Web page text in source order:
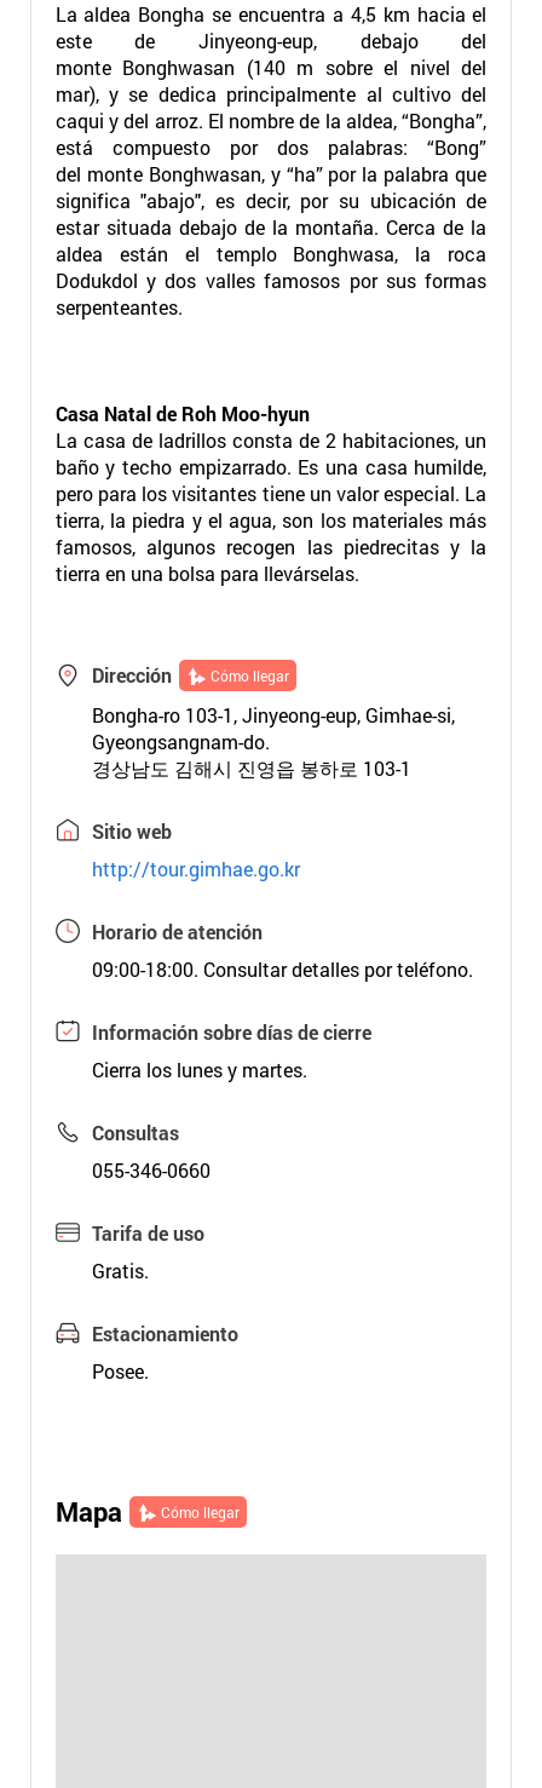
La aldea Bongha se encuentra a 4,5 km hacia el
este de Jinyeong-eup, debajo del
monte Bonghwasan (140 m sobre el nivel del
mar), y se dedica principalmente al cultivo del
caqui y del arroz. El nombre de la aldea, “Bongha”,
está compuesto por dos palabras: “Bong”
del monte Bonghwasan, y “ha” por la palabra que
significa "abajo", es decir, por su ubicación de
estar situada debajo de la montaña. Cerca de la
aldea están el templo Bonghwasa, la roca
Dodukdol y dos valles famosos por sus formas
serpenteantes.
Casa Natal de Roh Moo-hyun
La casa de ladrillos consta de 2 habitaciones, un
baño y techo empizarrado. Es una casa humilde,
pero para los visitantes tiene un valor especial. La
tierra, la piedra y el agua, son los materiales más
famosos, algunos recogen las piedrecitas y la
tierra en una bolsa para llevárselas.
Dirección Cómo llegar
Bongha-ro 103-1, Jinyeong-eup, Gimhae-si,
Gyeongsangnam-do.
경상남도 김해시 진영읍 봉하로 103-1
Sitio web
http://tour.gimhae.go.kr
Horario de atención
09:00-18:00. Consultar detalles por teléfono.
Información sobre días de cierre
Cierra los lunes y martes.
Consultas
055-346-0660
Tarifa de uso
Gratis.
Estacionamiento
Posee.
Mapa Cómo llegar